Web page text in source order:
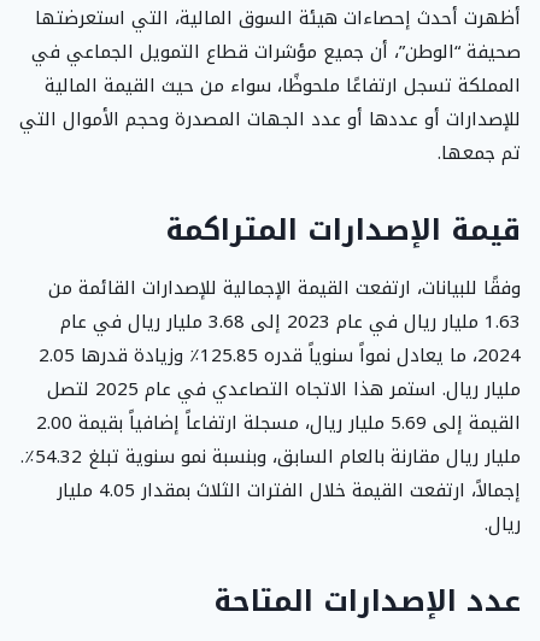
أظهرت أحدث إحصاءات هيئة السوق المالية، التي استعرضتها
صحيفة “الوطن”، أن جميع مؤشرات قطاع التمويل الجماعي في
المملكة تسجل ارتفاعًا ملحوظًا، سواء من حيث القيمة المالية
للإصدارات أو عددها أو عدد الجهات المصدرة وحجم الأموال التي
تم جمعها.
قيمة الإصدارات المتراكمة
وفقًا للبيانات، ارتفعت القيمة الإجمالية للإصدارات القائمة من
1.63 مليار ريال في عام 2023 إلى 3.68 مليار ريال في عام
2024، ما يعادل نمواً سنوياً قدره 125.85٪ وزيادة قدرها 2.05
مليار ريال. استمر هذا الاتجاه التصاعدي في عام 2025 لتصل
القيمة إلى 5.69 مليار ريال، مسجلة ارتفاعاً إضافياً بقيمة 2.00
مليار ريال مقارنة بالعام السابق، وبنسبة نمو سنوية تبلغ 54.32٪.
إجمالاً، ارتفعت القيمة خلال الفترات الثلاث بمقدار 4.05 مليار
ريال.
عدد الإصدارات المتاحة